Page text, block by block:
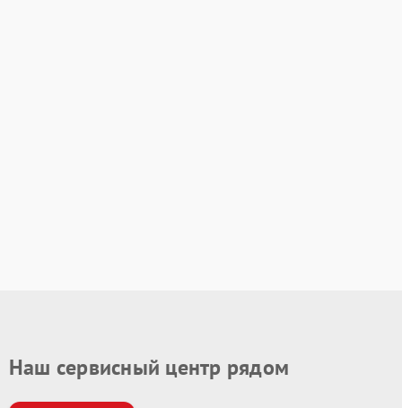
Наш сервисный центр рядом